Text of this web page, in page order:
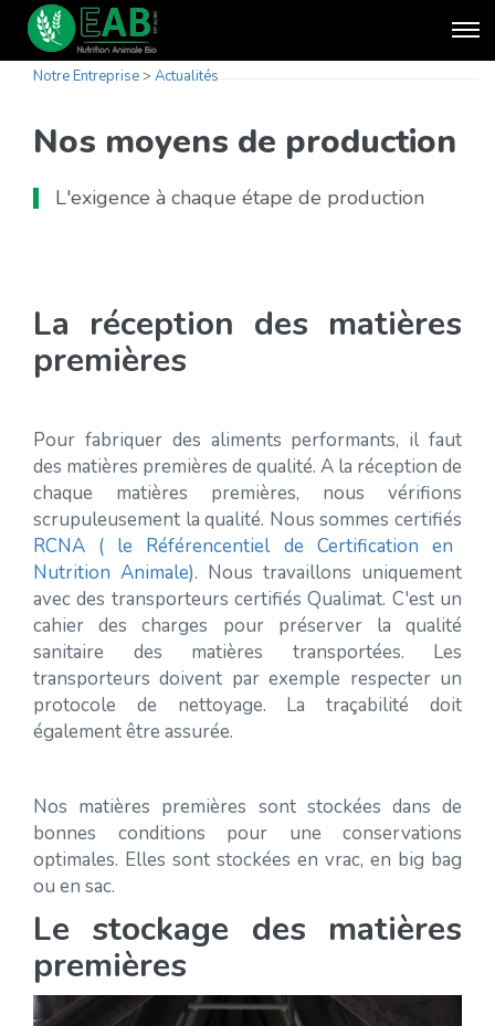
Notre Entreprise> Actualités
Nos moyens de production
L'exigence à chaque étape de production
La réception des matières
premières
Pour fabriquer des aliments performants, il faut
des matières premières de qualité. A la réception de
chaque matières premières, nous vérifions
scrupuleusement la qualité. Nous sommes certifiés
RCNA ( le Référencentiel de Certification en
Nutrition Animale). Nous travaillons uniquement
avec des transporteurs certifiés Qualimat. C'est un
cahier des charges pour préserver la qualité
sanitaire des matières transportées. Les
transporteurs doivent par exemple respecter un
protocole de nettoyage. La traçabilité doit
également être assurée.
Nos matières premières sont stockées dans de
bonnes conditions pour une conservations
optimales. Elles sont stockées en vrac, en big bag
ou en sac.
Le stockage des matières
premières